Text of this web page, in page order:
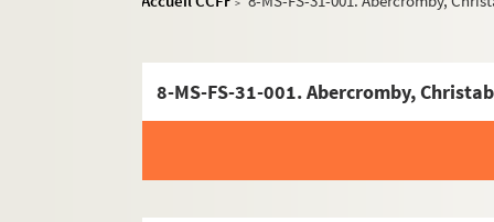
8-MS-FS-31-001. Abercromby,